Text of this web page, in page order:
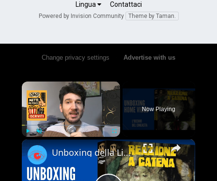
Lingua Contattaci
Powered by Invision Community Theme by Taman.
Change privacy settings Advertise with us
×
Play Unmute Fullscreen
Now Playing
×
Unboxing della Limited Edition 4K UHD + Blu-ray di Reazione a Catena - Vale la pena acquistarla?